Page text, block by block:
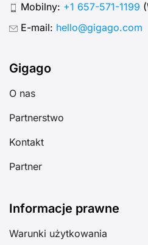
Mobilny: +1 657-571-1199
E-mail: hello@gigago.com
Gigago
O nas
Partnerstwo
Kontakt
Partner
Informacje prawne
Warunki użytkowania